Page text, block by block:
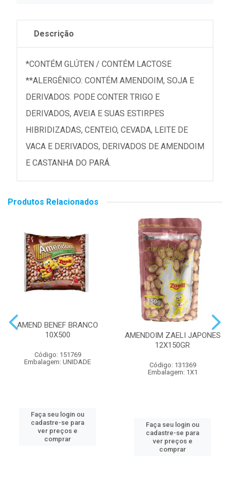
Descrição
*CONTÉM GLÚTEN / CONTÉM LACTOSE
**ALERGÊNICO: CONTÉM AMENDOIM, SOJA E
DERIVADOS. PODE CONTER TRIGO E
DERIVADOS, AVEIA E SUAS ESTIRPES
HIBRIDIZADAS, CENTEIO, CEVADA, LEITE DE
VACA E DERIVADOS, DERIVADOS DE AMENDOIM
E CASTANHA DO PARÁ.
Produtos Relacionados
AMEND BENEF BRANCO
10X500
Código: 151769
Embalagem: UNIDADE
Faça seu login ou
cadastre-se para
ver preços e
comprar
AMENDOIM ZAELI JAPONES
12X150GR
Código: 131369
Embalagem: 1X1
Faça seu login ou
cadastre-se para
ver preços e
comprar